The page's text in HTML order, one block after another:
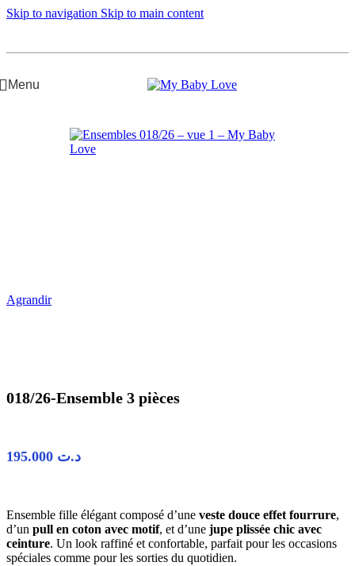
Skip to navigation Skip to main content
Menu
Agrandir
018/26-Ensemble 3 pièces
د.ت
Ensemble fille élégant composé d’une veste douce effet fourrure,
d’un pull en coton avec motif, et d’une jupe plissée chic avec
ceinture. Un look raffiné et confortable, parfait pour les occasions
spéciales comme pour les sorties du quotidien.